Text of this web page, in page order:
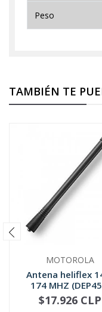
Peso
TAMBIÉN TE
MOTOROLA
Antena heliflex
174 MHZ
NAD6502
+
$17.926 CLP